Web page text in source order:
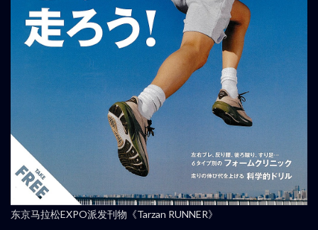
东京马拉松EXPO派发刊物《Tarzan RUNNER》